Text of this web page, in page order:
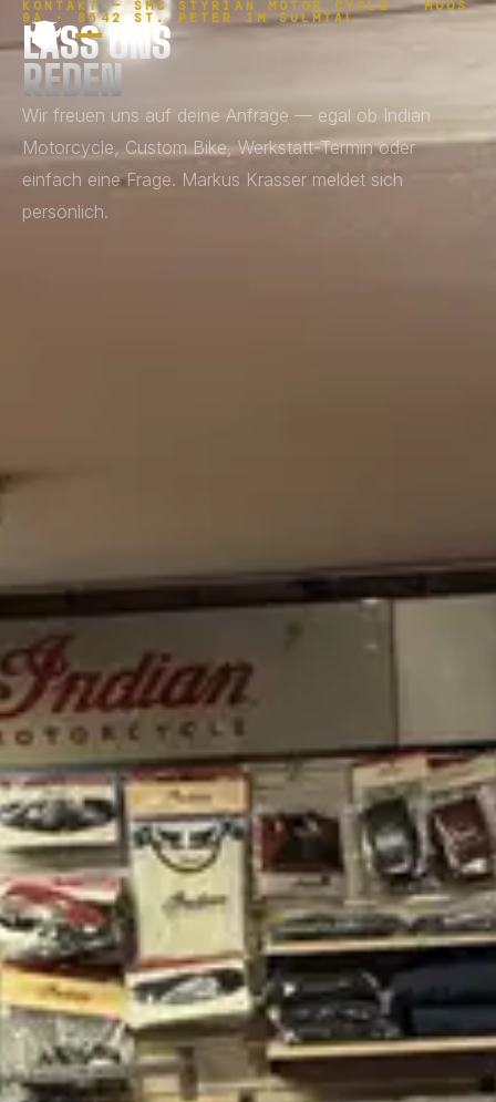
KONTAKT — SMC STYRIAN MOTOR CYCLE · MOOS
9A · 8542 ST. PETER IM SULMTAL
LASS UNS
REDEN
Wir freuen uns auf deine Anfrage — egal ob Indian
Motorcycle, Custom Bike, Werkstatt-Termin oder
einfach eine Frage. Markus Krasser meldet sich
persönlich.